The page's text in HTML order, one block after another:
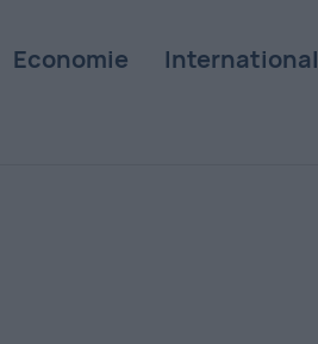
Economie International